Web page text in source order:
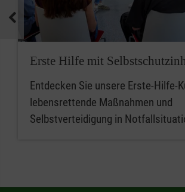
medizinische Geräte und
Notfallmaßnahmen.
Zusammenfassend sind
Ansprechpersonen für Erste Hilfe,
Mitarbeitende im betrieblichen
eine erweiterte Rolle bei der
Erste Hilfe mit
Entdecken Sie unsere Erste-Hilfe-
lebensrettende Maßnahmen und
Selbstverteidigung in